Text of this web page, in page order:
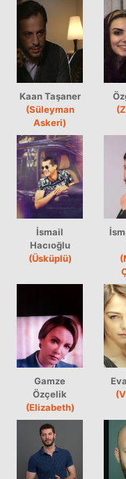
Kaan Taşaner
(Süleyman
Askeri)
İsmail
Hacıoğlu
(Üsküplü)
Gamze
Özçelik
(Elizabeth)